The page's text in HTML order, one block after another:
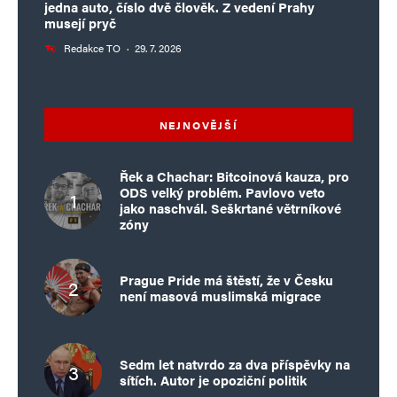
:-))) Jinak ten text platí v plném rozsahu.
15. 3. 2024 (9:46)
označuje základní hodnota poznání.
Definice pravdy není jednotná, v zásadě
co poznáváme, co poznáváním
objevujeme, nebo to, co je výsledkem
našeho poznání.
Existuje reálná nemožnost absolutně
definitivně objasnit skutečnost, které se
jedna auto, číslo dvě člověk. Z vedení Prahy
musejí pryč
Redakce TO · 29. 7. 2026
NEJNOVĚJŠÍ
Řek a Chachar: Bitcoinová kauza, pro
ODS velký problém. Pavlovo veto
jako naschvál. Seškrtané větrníkové
zóny
Prague Pride má štěstí, že v Česku
není masová muslimská migrace
Sedm let natvrdo za dva příspěvky na
sítích. Autor je opoziční politik